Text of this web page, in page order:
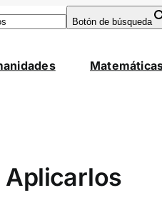
Botón de búsqueda
Aplicarlos